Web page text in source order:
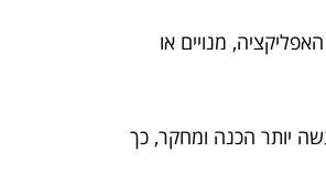
מנויים או
יותר הכנה ומחקר, כך